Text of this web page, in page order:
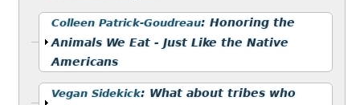
Anzeigen
Colleen Patrick-Goudreau:Honoring the
Animals We Eat - Just Like the Native
Americans
Anzeigen
Vegan Sidekick: What about tribes who